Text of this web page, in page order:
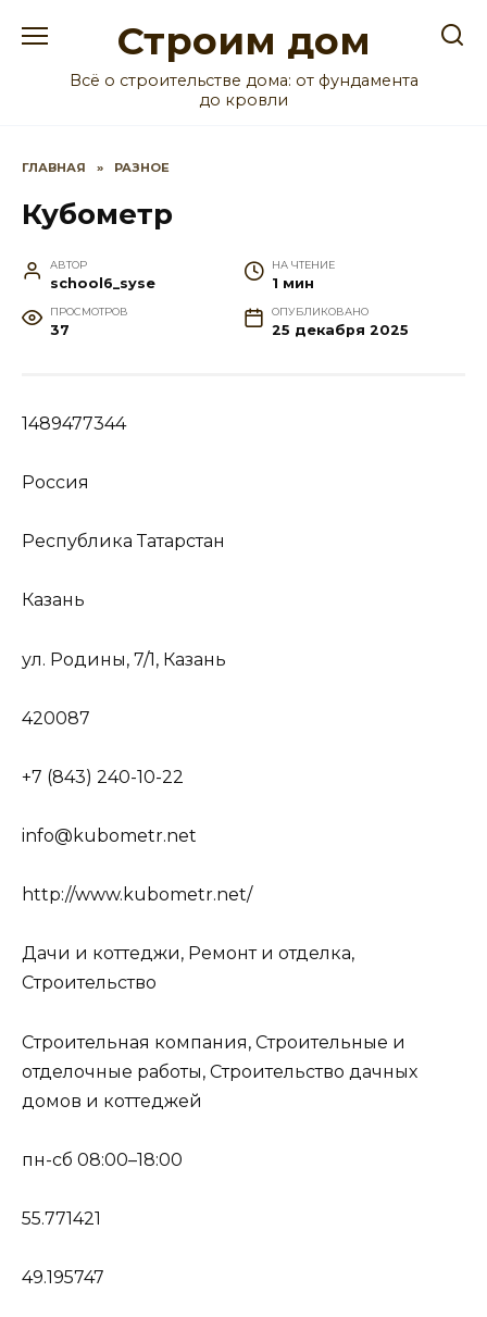
Строим дом
Всё о строительстве дома: от фундамента
до кровли
ГЛАВНАЯ » РАЗНОЕ
Кубометр
АВТОР
school6_syse
НА ЧТЕНИЕ
1 мин
ПРОСМОТРОВ
37
ОПУБЛИКОВАНО
25 декабря 2025
1489477344
Россия
Республика Татарстан
Казань
ул. Родины, 7/1, Казань
420087
+7 (843) 240-10-22
info@kubometr.net
http://www.kubometr.net/
Дачи и коттеджи, Ремонт и отделка,
Строительство
Строительная компания, Строительные и
отделочные работы, Строительство дачных
домов и коттеджей
пн-сб 08:00–18:00
55.771421
49.195747